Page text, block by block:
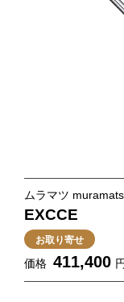
ムラマツ
EXCCE
お取り寄せ
価格 411,400